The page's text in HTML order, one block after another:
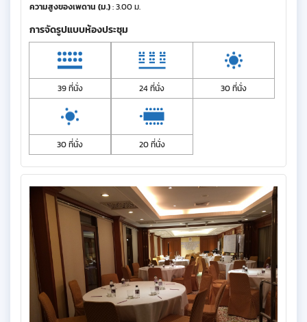
ความสูงของเพดาน (ม.): 3.00 ม.
การจัดรูปแบบห้องประชุม
39 ที่นั่ง 24 ที่นั่ง 30 ที่นั่ง
30 ที่นั่ง 20 ที่นั่ง